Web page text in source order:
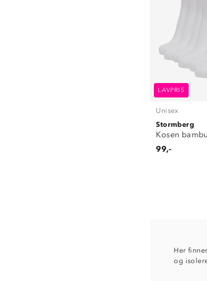
LAVPRIS
Unisex
Stormberg
Kosen
99,-
Her
og